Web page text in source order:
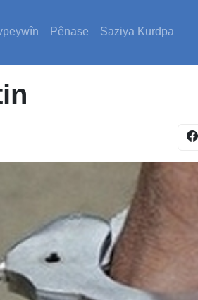
Pênase Saziya Kurdpa